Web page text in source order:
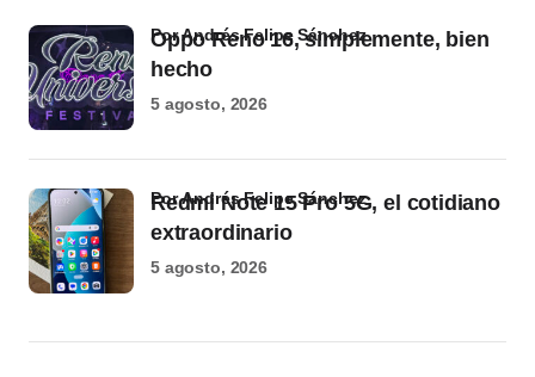
Oppo Reno 16, simplemente, bien
hecho
por Andrés Felipe Sánchez
5 agosto, 2026
Redmi Note 15 Pro 5G, el cotidiano
extraordinario
por Andrés Felipe Sánchez
5 agosto, 2026